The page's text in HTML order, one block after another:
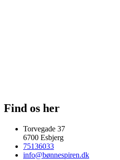
Find os her
Torvegade 37
6700 Esbjerg
75136033
info@bønnespiren.dk